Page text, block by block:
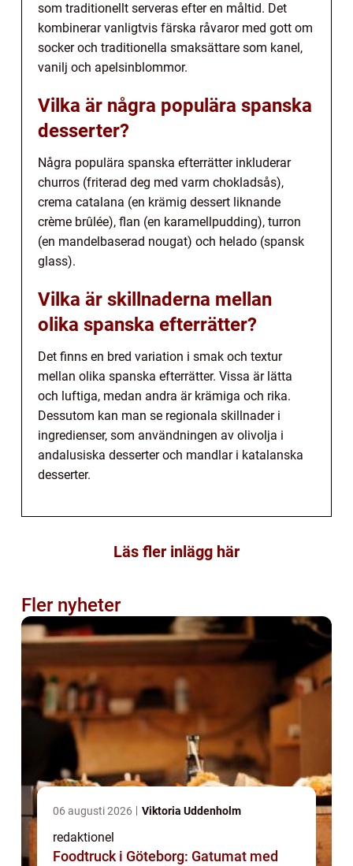
som traditionellt serveras efter en måltid. Det
kombinerar vanligtvis färska råvaror med gott om
socker och traditionella smaksättare som kanel,
vanilj och apelsinblommor.
Vilka är några populära spanska
desserter?
Några populära spanska efterrätter inkluderar
churros (friterad deg med varm chokladsås),
crema catalana (en krämig dessert liknande
crème brûlée), flan (en karamellpudding), turron
(en mandelbaserad nougat) och helado (spansk
glass).
Vilka är skillnaderna mellan
olika spanska efterrätter?
Det finns en bred variation i smak och textur
mellan olika spanska efterrätter. Vissa är lätta
och luftiga, medan andra är krämiga och rika.
Dessutom kan man se regionala skillnader i
ingredienser, som användningen av olivolja i
andalusiska desserter och mandlar i katalanska
desserter.
Läs fler inlägg här
Fler nyheter
06 augusti 2026 Viktoria Uddenholm
redaktionel
Foodtruck i Göteborg: Gatumat med